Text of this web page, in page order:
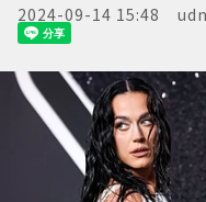
2024-09-14 15:48